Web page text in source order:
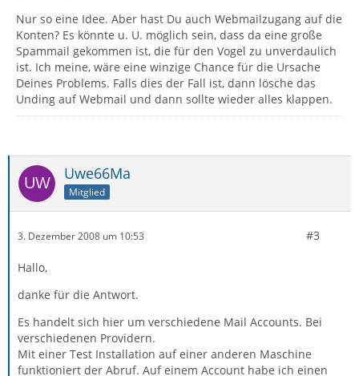
Nur so eine Idee. Aber hast Du auch Webmailzugang auf die
Konten? Es könnte u. U. möglich sein, dass da eine große
Spammail gekommen ist, die für den Vogel zu unverdaulich
ist. Ich meine, wäre eine winzige Chance für die Ursache
Deines Problems. Falls dies der Fall ist, dann lösche das
Unding auf Webmail und dann sollte wieder alles klappen.
Uwe66Ma
Mitglied
3. Dezember 2008 um 10:53 #3
Hallo,
danke für die Antwort.
Es handelt sich hier um verschiedene Mail Accounts. Bei
verschiedenen Providern.
Mit einer Test Installation auf einer anderen Maschine
funktioniert der Abruf. Auf einem Account habe ich einen